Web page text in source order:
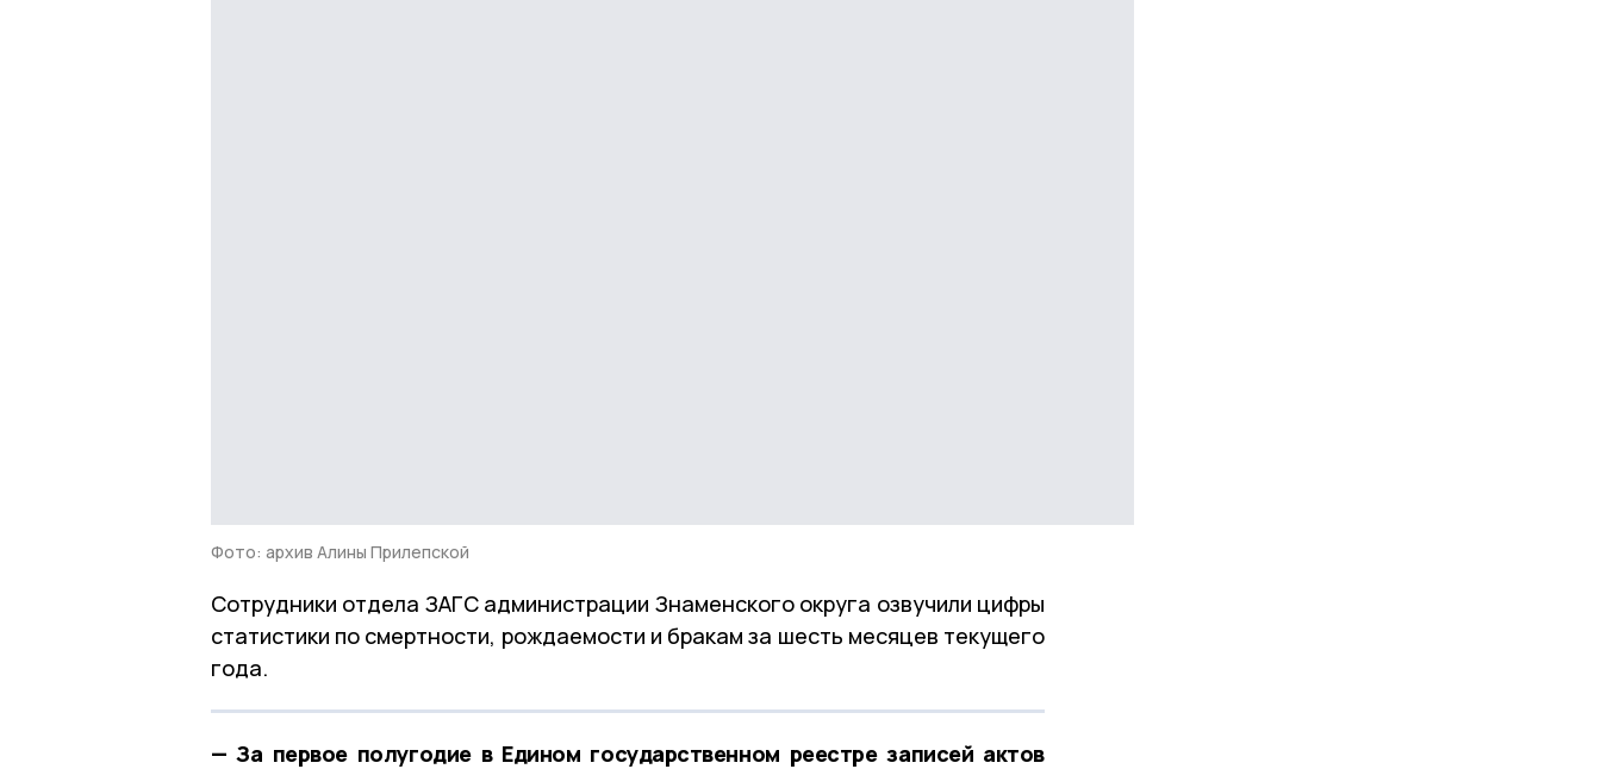
Фото: архив Алины Прилепской
Сотрудники отдела ЗАГС администрации Знаменского округа озвучили цифры
статистики по смертности, рождаемости и бракам за шесть месяцев текущего
года.
— За первое полугодие в Едином государственном реестре записей актов